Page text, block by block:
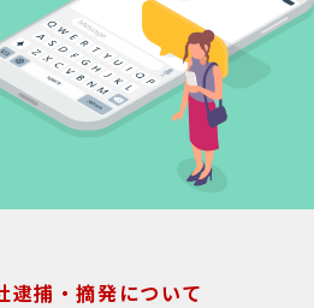
逮捕・摘発について